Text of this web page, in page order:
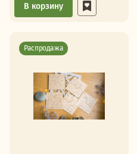
В корзину
Распродажа